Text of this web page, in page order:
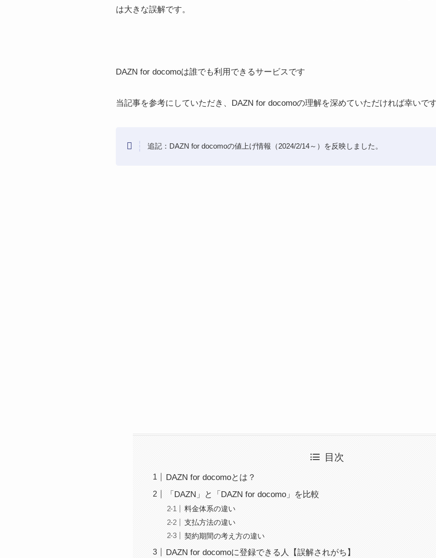
は大きな誤解です。
DAZN for docomoは誰でも利用できるサービス です
当記事を参考にしていただき、DAZN for docomoの理解を深めていただければ幸いで
追記：DAZN for docomoの値上げ情報（2024/2/14～）を反映しました。
目次
DAZN for docomoとは？
「DAZN」と「DAZN for docomo」を比較
料金体系の違い
支払方法の違い
契約期間の考え方の違い
DAZN for docomoに登録できる人【誤解されがち】